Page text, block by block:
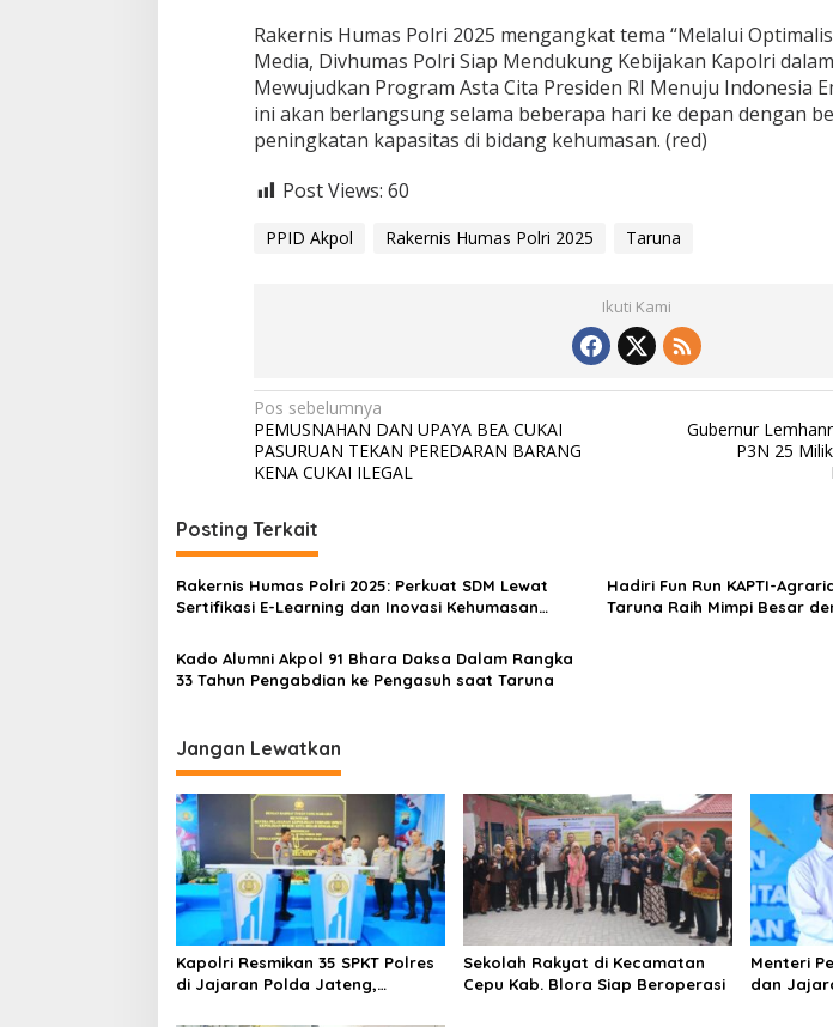
Rakernis Humas Polri 2025 mengangkat tema “Melalui
Media, Divhumas Polri Siap Mendukung Kebijakan Kapolri
Mewujudkan Program Asta Cita Presiden RI Menuju Indonesia
ini akan berlangsung selama beberapa hari ke depan dengan
peningkatan kapasitas di bidang kehumasan. (red)
Post Views: 60
PPID Akpol Rakernis Humas Polri 2025 Taruna
Ikuti Kami
N
a
v
i
g
a
s
i
p
s
Pos sebelumnya
PEMUSNAHAN DAN UPAYA BEA CUKAI
PASURUAN TEKAN PEREDARAN BARANG
KENA CUKAI ILEGAL
Gubernur
P3N 25
Posting Terkait
Rakernis Humas Polri 2025: Perkuat SDM Lewat
Sertifikasi E-Learning dan Inovasi Kehumasan
Hadiri Fun Run KAPTI-
Taruna Raih Mimpi Besar
Kado Alumni Akpol 91 Bhara Daksa Dalam Rangka
33 Tahun Pengabdian ke Pengasuh saat Taruna
Jangan Lewatkan
Kapolri Resmikan 35 SPKT Polres
di Jajaran Polda Jateng,
Sekolah Rakyat di Kecamatan
Cepu Kab. Blora Siap Beroperasi
Menteri
dan